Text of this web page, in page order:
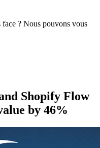
? Nous pouvons vous
Shopify Flow
by 46%